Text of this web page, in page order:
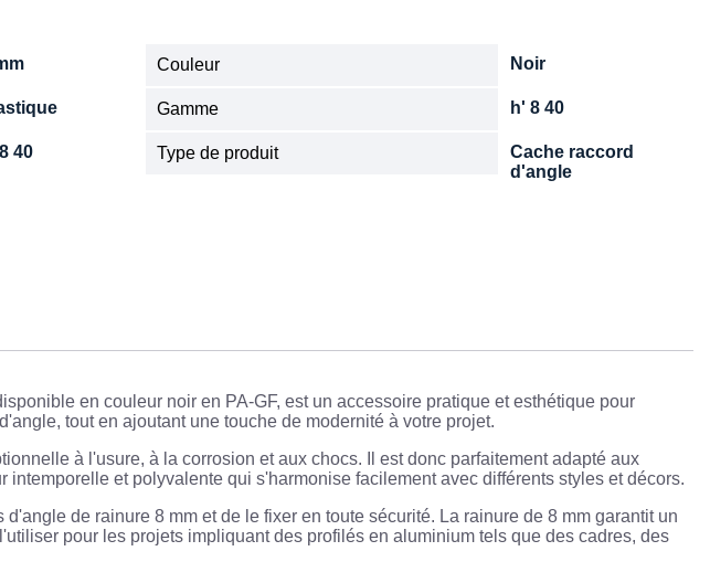
Couleur Noir
Gamme h' 8 40
40 Type de produit
Cache raccord
d'angle
en couleur noir en PA-GF, est un accessoire pratique et esthétique pour
tout en ajoutant une touche de modernité à votre projet.
à l'usure, à la corrosion et aux chocs. Il est donc parfaitement adapté aux
et polyvalente qui s'harmonise facilement avec différents styles et décors.
de rainure 8 mm et de le fixer en toute sécurité. La rainure de 8 mm garantit un
pour les projets impliquant des profilés en aluminium tels que des cadres, des